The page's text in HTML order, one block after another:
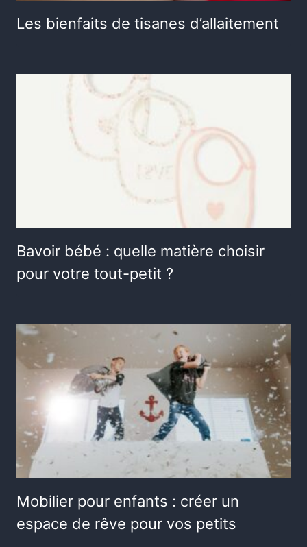
Les bienfaits de tisanes d’allaitement
Bavoir bébé : quelle matière choisir
pour votre tout-petit ?
Mobilier pour enfants : créer un
espace de rêve pour vos petits